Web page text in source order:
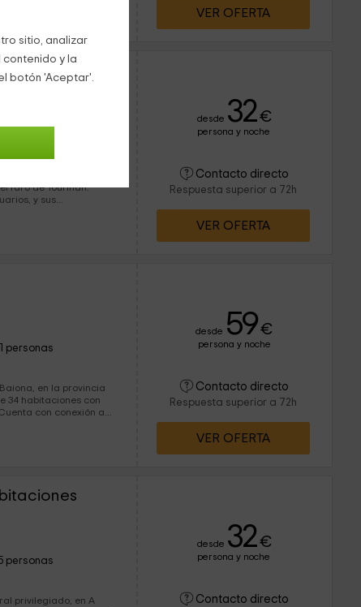
sitio, analizar
y la
botón 'Aceptar'.
VER OFERTA
faro de Touriñán.
y sus
desde 32€
persona y noche
Contacto directo
Respuesta superior a 72h
VER OFERTA
personas
en la provincia
desde 59€
persona y noche
Contacto directo
Respuesta superior a 72h
VER OFERTA
personas
privilegiado, en A
desde 32€
persona y noche
Contacto directo